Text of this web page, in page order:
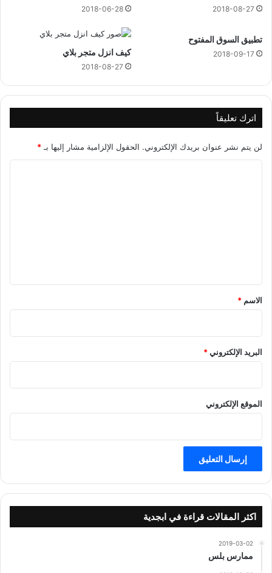
2018-08-27
2018-06-28
تطبيق السوق المفتوح
2018-09-17 كيف انزل متجر بلاي
2018-08-27
اترك تعليقاً
لن يتم نشر عنوان بريدك الإلكتروني. الحقول الإلزامية مشار إليها بـ *
*
الاسم *
البريد الإلكتروني*
الموقع الإلكتروني
اكثر المقالات قراءة في ابجدية
2019-03-02
ممارس بلس